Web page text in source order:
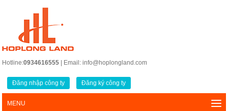
Hotline:0934616555 | Email: info@hoplongland.com
Đăng nhập công ty Đăng ký công ty
MENU